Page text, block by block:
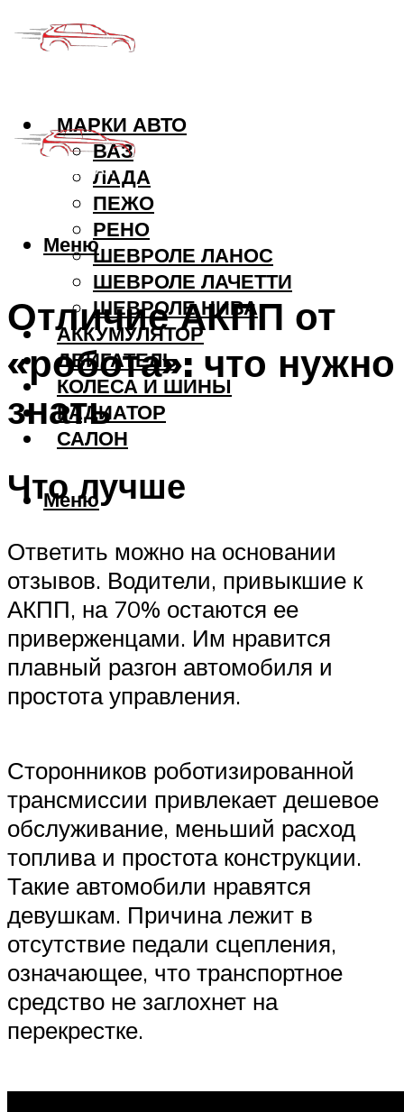
МАРКИ АВТО
ВАЗ
ЛАДА
ПЕЖО
РЕНО
ШЕВРОЛЕ ЛАНОС
ШЕВРОЛЕ ЛАЧЕТТИ
ШЕВРОЛЕ НИВА
АККУМУЛЯТОР
ДВИГАТЕЛЬ
КОЛЕСА И ШИНЫ
РАДИАТОР
САЛОН
Меню
Меню
Отличие АКПП от
«робота»: что нужно
знать
Что лучше
Ответить можно на основании
отзывов. Водители, привыкшие к
АКПП, на 70% остаются ее
приверженцами. Им нравится
плавный разгон автомобиля и
простота управления.
Сторонников роботизированной
трансмиссии привлекает дешевое
обслуживание, меньший расход
топлива и простота конструкции.
Такие автомобили нравятся
девушкам. Причина лежит в
отсутствие педали сцепления,
означающее, что транспортное
средство не заглохнет на
перекрестке.